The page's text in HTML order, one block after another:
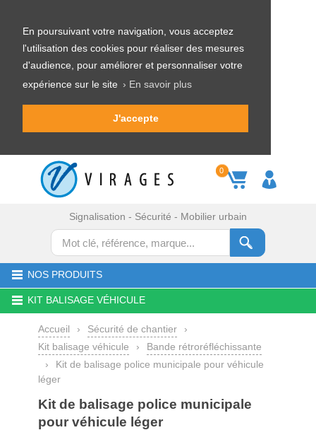
En poursuivant votre navigation, vous acceptez
l'utilisation des cookies pour réaliser des mesures
d'audience, pour améliorer et personnaliser votre
expérience sur le site › En savoir plus
J'accepte
0
Signalisation - Sécurité - Mobilier urbain
NOS PRODUITS
KIT BALISAGE VÉHICULE
Accueil › Sécurité de chantier
›
Kit balisage véhicule
›
Bande rétroréfléchissante
›
Kit de balisage police municipale pour véhicule
léger
Kit de balisage police municipale
pour véhicule léger